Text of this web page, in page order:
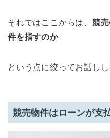
それではここからは、 競
件を指すのか
という点に絞ってお話しし
競売物件はローンが支